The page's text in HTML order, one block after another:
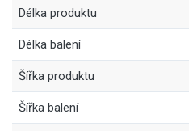
Délka produktu
Délka balení
Šířka produktu
Šířka balení